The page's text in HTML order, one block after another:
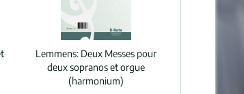
Lemmens: Deux Messes pour
deux sopranos et orgue
(harmonium)